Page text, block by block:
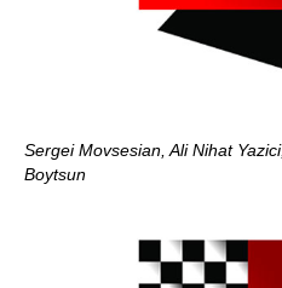
Sergei Movsesian, Ali Nihat
Boytsun